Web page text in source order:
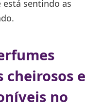
sentindo as
e
no